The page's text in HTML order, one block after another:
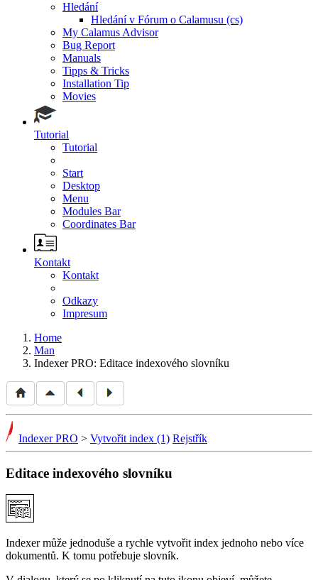
Hledání
Hledání v Fórum o Calamusu (cs)
My Calamus Advisor
Bug Report
Manuals
Tipps & Tricks
Installation Tip
Movies
Tutorial
Tutorial
Start
Desktop
Menu
Modules Bar
Coordinates Bar
Kontakt
Kontakt
Odkazy
Impresum
Home
Man
Indexer PRO: Editace indexového slovníku
Indexer PRO > Vytvořit index (1) Rejstřík
Editace indexového slovníku
Indexer může jednoduše a rychle vytvořit index jednoho nebo více
dokumentů. K tomu potřebuje slovník.